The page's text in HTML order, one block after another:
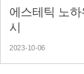
에스테틱 노하
시
2023-10-06